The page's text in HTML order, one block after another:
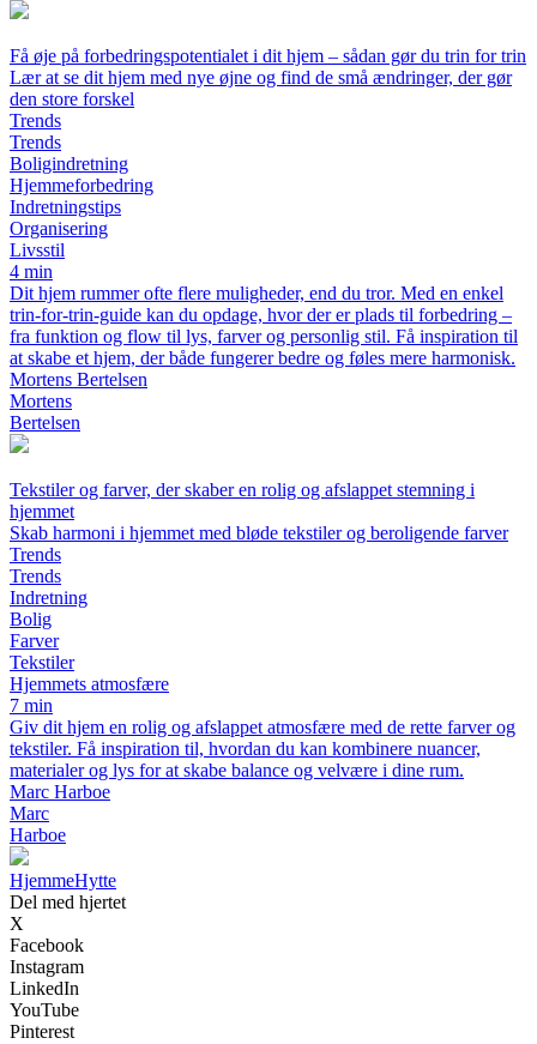
Få øje på forbedringspotentialet i dit hjem – sådan gør du trin for trin
Lær at se dit hjem med nye øjne og find de små ændringer, der gør
den store forskel
Trends
Trends
Boligindretning
Hjemmeforbedring
Indretningstips
Organisering
Livsstil
4 min
Dit hjem rummer ofte flere muligheder, end du tror. Med en enkel
trin-for-trin-guide kan du opdage, hvor der er plads til forbedring –
fra funktion og flow til lys, farver og personlig stil. Få inspiration til
at skabe et hjem, der både fungerer bedre og føles mere harmonisk.
Mortens Bertelsen
Mortens
Bertelsen
Tekstiler og farver, der skaber en rolig og afslappet stemning i
hjemmet
Skab harmoni i hjemmet med bløde tekstiler og beroligende farver
Trends
Trends
Indretning
Bolig
Farver
Tekstiler
Hjemmets atmosfære
7 min
Giv dit hjem en rolig og afslappet atmosfære med de rette farver og
tekstiler. Få inspiration til, hvordan du kan kombinere nuancer,
materialer og lys for at skabe balance og velvære i dine rum.
Marc Harboe
Marc
Harboe
HjemmeHytte
Del med hjertet
X
Facebook
Instagram
LinkedIn
YouTube
Pinterest